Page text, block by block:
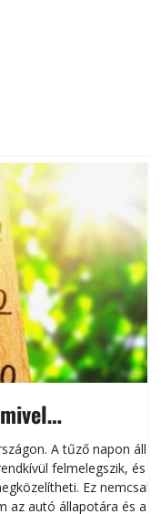
károktól
A tűző napon álló
felmelegszik, és
Ez nemcsak
az autó állapotára és a